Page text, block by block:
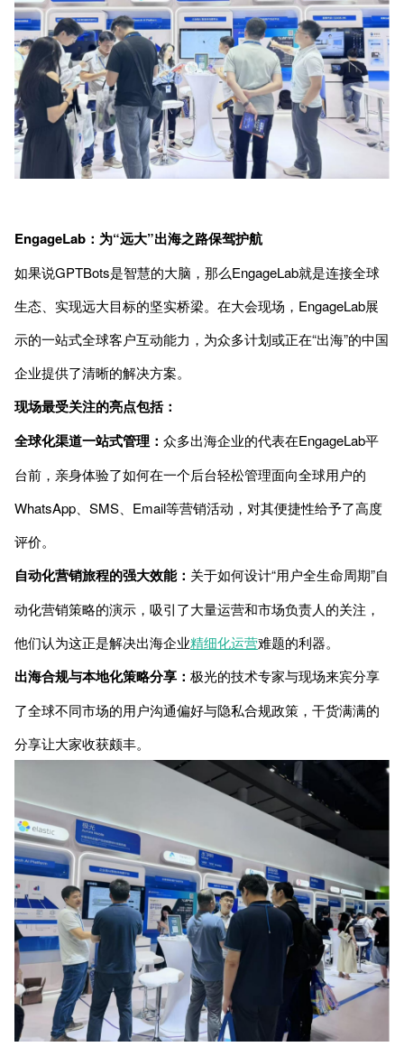
EngageLab：为“远大”出海之路保驾护航
如果说GPTBots是智慧的大脑，那么EngageLab就是连接全球
生态、实现远大目标的坚实桥梁。在大会现场，EngageLab展
示的一站式全球客户互动能力，为众多计划或正在“出海”的中国
企业提供了清晰的解决方案。
现场最受关注的亮点包括：
全球化渠道一站式管理： 众多出海企业的代表在EngageLab平
台前，亲身体验了如何在一个后台轻松管理面向全球用户的
WhatsApp、SMS、Email等营销活动，对其便捷性给予了高度
评价。
自动化营销旅程的强大效能： 关于如何设计“用户全生命周期”自
动化营销策略的演示，吸引了大量运营和市场负责人的关注，
他们认为这正是解决出海企业精细化运营难题的利器。
出海合规与本地化策略分享： 极光的技术专家与现场来宾分享
了全球不同市场的用户沟通偏好与隐私合规政策，干货满满的
分享让大家收获颇丰。